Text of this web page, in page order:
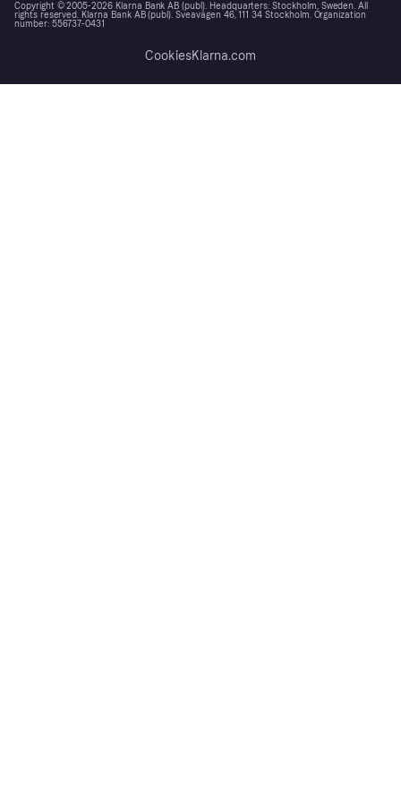
Copyright © 2005-2026 Klarna Bank AB (publ). Headquarters: Stockholm, Sweden. All
rights reserved. Klarna Bank AB (publ). Sveavägen 46, 111 34 Stockholm. Organization
number: 556737-0431
CookiesKlarna.com